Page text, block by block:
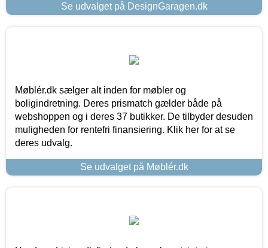
Se udvalget på DesignGaragen.dk
Møblér.dk sælger alt inden for møbler og
boligindretning. Deres prismatch gælder både på
webshoppen og i deres 37 butikker. De tilbyder desuden
muligheden for rentefri finansiering. Klik her for at se
deres udvalg.
Se udvalget på Møblér.dk